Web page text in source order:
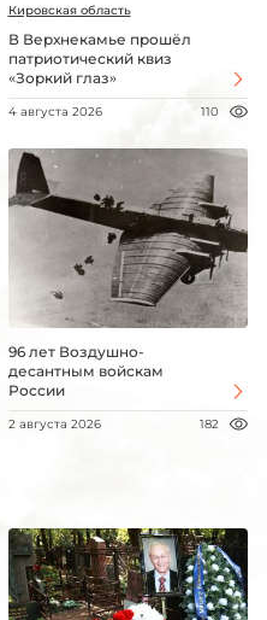
Кировская область
В Верхнекамье прошёл
патриотический квиз
«Зоркий глаз»
4 августа 2026 110
96 лет Воздушно-
десантным войскам
России
2 августа 2026 182